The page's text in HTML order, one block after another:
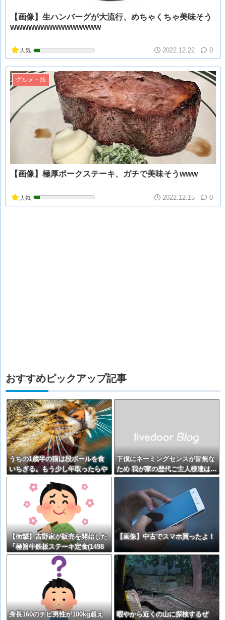
【画像】生ハンバーグが大流行、めちゃくちゃ美味そう
wwwwwwwwwwwwwww
人気 2022.12.22 0
グルメ・旅
【画像】極厚ポークステーキ、ガチで美味そうwww
人気 2022.12.15 0
おすすめピックアップ記事
うちの1歳半の猫は段ボールを食
いちぎる。もう少し年取ったらや
めるかな？ → うちは・・・
下僕にネーミングセンスが皆無な
ため 我が家の歴代ご主人様達は…
【再】
【衝撃】吉野家が販売を開始した
「極旨牛鉄板ステーキ定食(1498
円)」がうまそすぎると話題にｗｗ
【画像】中古でスマホ買ったよ！
身長160のチビ男性が100kg超え
暇やから近くの山に探検するぜ